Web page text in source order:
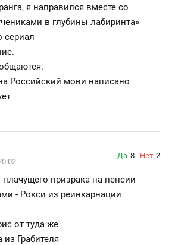
я направился вместе со
в глубины лабиринта»
сериал
Российский мови написано
Да 8 Нет 2
плачущего призрака на пенсии
- Рокси из реинкарнации
от туда же
Грабителя